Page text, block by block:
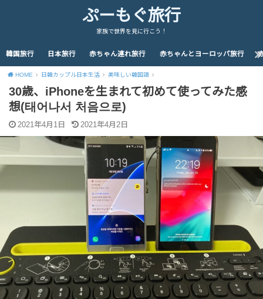
ぷーもぐ旅行
家族で世界を見に行こう！
韓国旅行 日本旅行 赤ちゃん連れ旅行 赤ちゃんとヨーロッパ旅行
HOME 日韓カップル日本生活 美味しい韓国語
30歳、iPhoneを生まれて初めて使ってみた感
想(태어나서 처음으로)
2021年4月1日 2021年4月2日